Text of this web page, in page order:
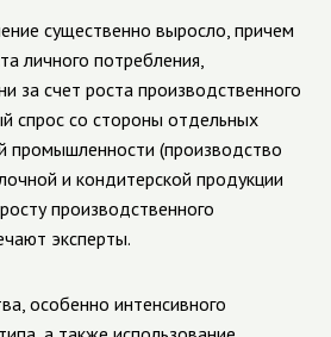
существенно выросло, причем
личного потребления,
за счет роста производственного
спрос со стороны отдельных
промышленности (производство
и кондитерской продукции
производственного
эксперты.
особенно интенсивного